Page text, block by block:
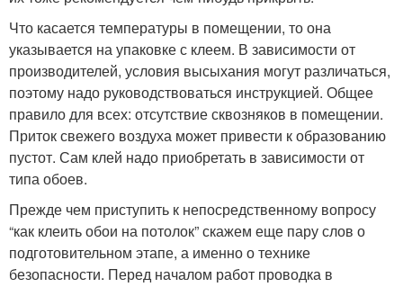
Что касается температуры в помещении, то она
указывается на упаковке с клеем. В зависимости от
производителей, условия высыхания могут различаться,
поэтому надо руководствоваться инструкцией. Общее
правило для всех: отсутствие сквозняков в помещении.
Приток свежего воздуха может привести к образованию
пустот. Сам клей надо приобретать в зависимости от
типа обоев.
Прежде чем приступить к непосредственному вопросу
“как клеить обои на потолок” скажем еще пару слов о
подготовительном этапе, а именно о технике
безопасности. Перед началом работ проводка в